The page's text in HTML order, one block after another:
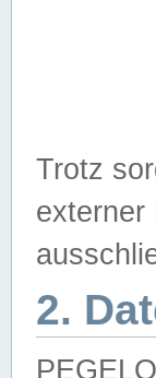
Trotz
externer
2.